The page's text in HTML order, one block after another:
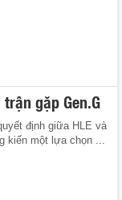
gặp Gen.G
định giữa HLE và
kiến một lựa chọn ...